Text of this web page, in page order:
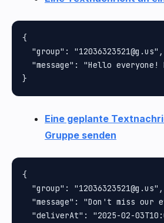
{
  "group": "12036323521@g.us",
"message": "Hello everyone!
Eine geplante
Gruppe senden
{
  "group": "12036323521@g.us",
"message": "Don't miss our
"deliverAt": "2025-02-